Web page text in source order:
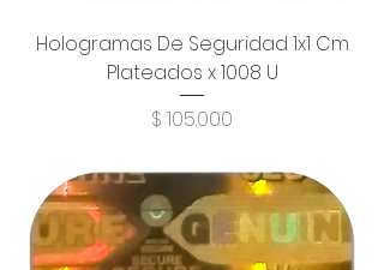
Hologramas De Seguridad 1x1 Cm
Plateados x 1008 U
Precio
$ 105.000